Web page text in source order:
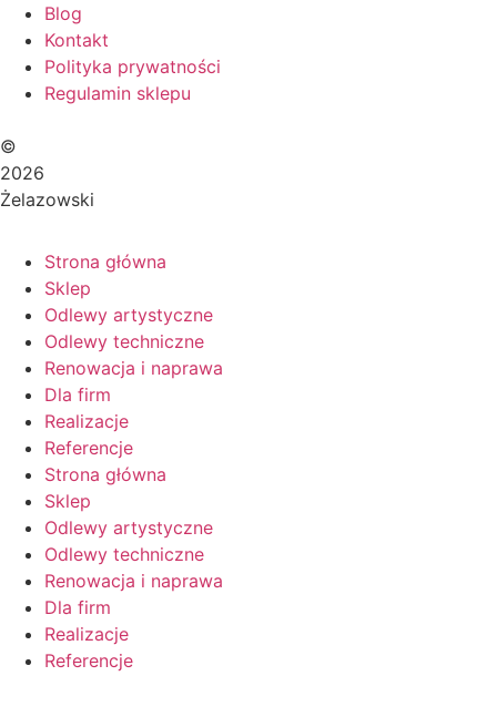
Blog
Kontakt
Polityka prywatności
Regulamin sklepu
©
2026
Żelazowski
Strona główna
Sklep
Odlewy artystyczne
Odlewy techniczne
Renowacja i naprawa
Dla firm
Realizacje
Referencje
Strona główna
Sklep
Odlewy artystyczne
Odlewy techniczne
Renowacja i naprawa
Dla firm
Realizacje
Referencje